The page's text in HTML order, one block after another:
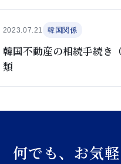
2023.07.21 韓国関係
韓国不動産の相続手続
類
何でも、お気